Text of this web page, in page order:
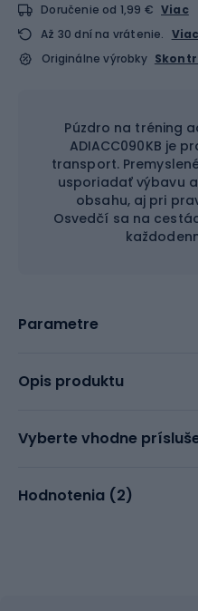
Doručenie od 1,99 € Viac
Až 30 dní na vrátenie. Viac
Originálne výrobky
Púzdro na tréning
ADIACC090KB je
transport.
usporiadať výbavu
obsahu, aj pri
Osvedčí sa na
Parametre
Opis produktu
Vyberte vhodne
Hodnotenia (2)